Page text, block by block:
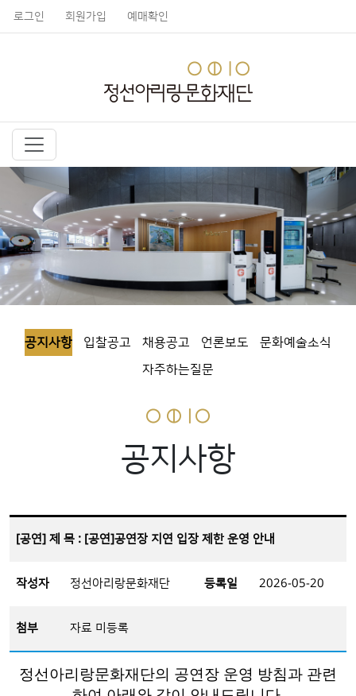
로그인 회원가입 예매확인
공지사항 입찰공고 채용공고 언론보도
문화예술소식
자주하는질문
공지사항
[공연] 제 목 : [공연]공연장 지연 입장 제한 운영 안내
작성자 정선아리랑문화재단 등록일 2026-05-20
첨부 자료 미등록
정선아리랑문화재단의 공연장 운영 방침과 관련